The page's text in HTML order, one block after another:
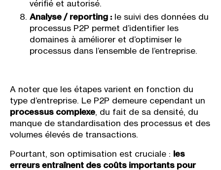
vérifié et autorisé.
Analyse / reporting : le suivi des données du
processus P2P permet d’identifier les
domaines à améliorer et d’optimiser le
processus dans l’ensemble de l’entreprise.
A noter que les étapes varient en fonction du
type d’entreprise. Le P2P demeure cependant un
processus complexe, du fait de sa densité, du
manque de standardisation des processus et des
volumes élevés de transactions.
Pourtant, son optimisation est cruciale : les
erreurs entraînent des coûts importants pour